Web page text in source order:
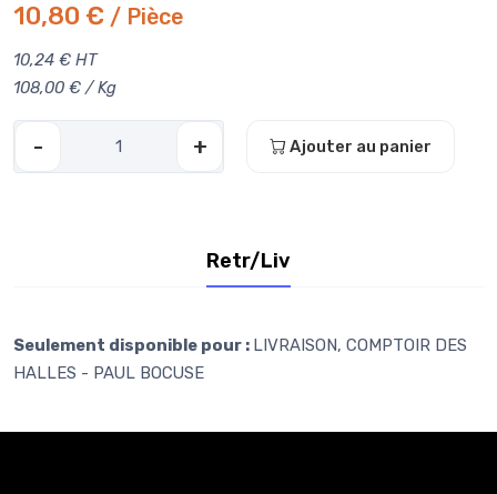
10,80 € / Pièce
10,24 € HT
108,00 € / Kg
- + Ajouter au panier
Retr/Liv
Seulement disponible pour : LIVRAISON, COMPTOIR DES
HALLES - PAUL BOCUSE